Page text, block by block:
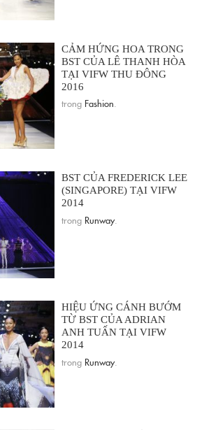
CẢM HỨNG HOA TRONG
BST CỦA LÊ THANH HÒA
TẠI VIFW THU ĐÔNG
2016
trong Fashion
BST CỦA FREDERICK LEE
(SINGAPORE) TẠI VIFW
2014
trong Runway.
HIỆU ỨNG CÁNH BƯỚM
TỪ BST CỦA ADRIAN
ANH TUẤN TẠI VIFW
2014
trong Runway.